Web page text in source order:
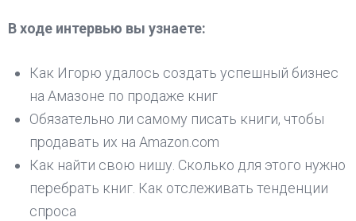
В ходе интервью вы узнаете:
Как Игорю удалось создать успешный бизнес
на Амазоне по продаже книг
Обязательно ли самому писать книги, чтобы
продавать их на Amazon.com
Как найти свою нишу. Сколько для этого нужно
перебрать книг. Как отслеживать тенденции
спроса